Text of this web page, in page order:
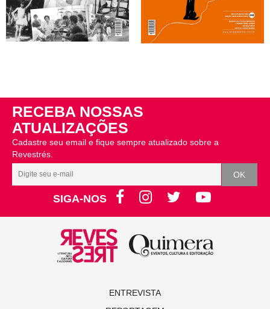
RECEBA NOSSAS
ATUALIZAÇÕES
Cadastre seu email e fique sempre atualizado sobre a
Revestrés.
SIGA-NOS
ENTREVISTA